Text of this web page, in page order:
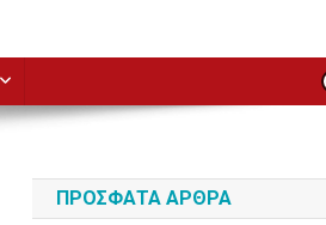
ΠΡΌΣΦΑΤΑ ΆΡΘΡΑ